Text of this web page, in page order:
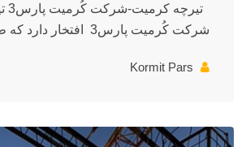
شرکت کُرمیت پارس3 افتخار دارد که طرحی را از
Kormit Pars